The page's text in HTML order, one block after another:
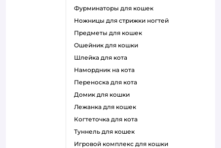
фурминаторы для кошек
ножницы для стрижки ногтей
предметы для кошек
ошейник для кошки
шлейка для кота
намордник на кота
переноска для кота
домик для кошки
лежанка для кошек
когтеточка для кота
туннель для кошек
игровой комплекс для кошки